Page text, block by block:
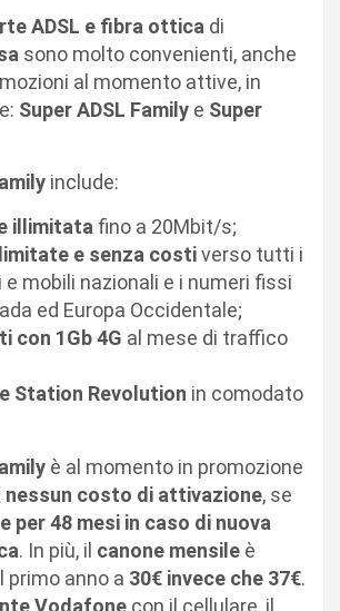
ADSL e fibra ottica di
sono molto convenienti, anche
al momento attive, in
Super ADSL Family e Super
include:
illimitata fino a 20Mbit/s;
e senza costiverso tutti i
mobili nazionali e i numeri fissi
ed Europa Occidentale;
con 1Gb 4G al mese di traffico
Station Revolution in comodato
è al momento in promozione
nessun costo di attivazione, se
per 48 mesi in caso di nuova
. In più, il canone mensile è
primo anno a 30€ invece che 37€.
Vodafone con il cellulare, il